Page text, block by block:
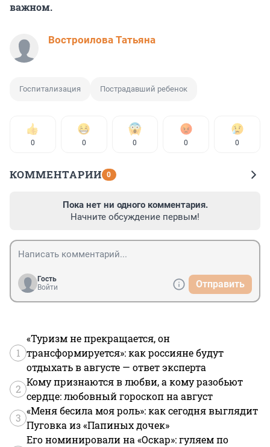
важном.
Востроилова Татьяна
Госпитализация Пострадавший ребенок
0 0 0 0 0
КОММЕНТАРИИ 0
Пока нет ни одного комментария.
Начните обсуждение первым!
Гость
Войти
Отправить
1
«Туризм не прекращается, он
трансформируется»: как россияне будут
отдыхать в августе — ответ эксперта
2
Кому признаются в любви, а кому разобьют
сердце: любовный гороскоп на август
3
«Меня бесила моя роль»: как сегодня выглядит
Пуговка из «Папиных дочек»
Его номинировали на «Оскар»: гуляем по